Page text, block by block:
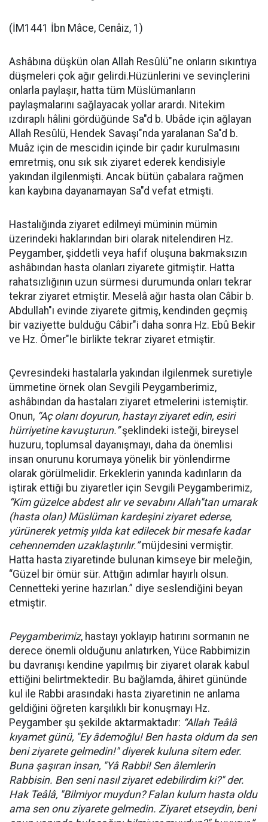
(İM1441 İbn Mâce, Cenâiz, 1)
Ashâbına düşkün olan Allah Resûlü"ne onların sıkıntıya
düşmeleri çok ağır gelirdi.Hüzünlerini ve sevinçlerini
onlarla paylaşır, hatta tüm Müslümanların
paylaşmalarını sağlayacak yollar arardı. Nitekim
ızdıraplı hâlini gördüğünde Sa"d b. Ubâde için ağlayan
Allah Resûlü, Hendek Savaşı"nda yaralanan Sa"d b.
Muâz için de mescidin içinde bir çadır kurulmasını
emretmiş, onu sık sık ziyaret ederek kendisiyle
yakından ilgilenmişti. Ancak bütün çabalara rağmen
kan kaybına dayanamayan Sa"d vefat etmişti.
Hastalığında ziyaret edilmeyi müminin mümin
üzerindeki haklarından biri olarak nitelendiren Hz.
Peygamber, şiddetli veya hafif oluşuna bakmaksızın
ashâbından hasta olanları ziyarete gitmiştir. Hatta
rahatsızlığının uzun sürmesi durumunda onları tekrar
tekrar ziyaret etmiştir. Meselâ ağır hasta olan Câbir b.
Abdullah"ı evinde ziyarete gitmiş, kendinden geçmiş
bir vaziyette bulduğu Câbir"i daha sonra Hz. Ebû Bekir
ve Hz. Ömer"le birlikte tekrar ziyaret etmiştir.
Çevresindeki hastalarla yakından ilgilenmek suretiyle
ümmetine örnek olan Sevgili Peygamberimiz,
ashâbından da hastaları ziyaret etmelerini istemiştir.
Onun, “Aç olanı doyurun, hastayı ziyaret edin, esiri
hürriyetine kavuşturun.”şeklindeki isteği, bireysel
huzuru, toplumsal dayanışmayı, daha da önemlisi
insan onurunu korumaya yönelik bir yönlendirme
olarak görülmelidir. Erkeklerin yanında kadınların da
iştirak ettiği bu ziyaretler için Sevgili Peygamberimiz,
“Kim güzelce abdest alır ve sevabını Allah"tan umarak
(hasta olan) Müslüman kardeşini ziyaret ederse,
yürünerek yetmiş yılda kat edilecek bir mesafe kadar
cehennemden uzaklaştırılır.”müjdesini vermiştir.
Hatta hasta ziyaretinde bulunan kimseye bir meleğin,
“Güzel bir ömür sür. Attığın adımlar hayırlı olsun.
Cennetteki yerine hazırlan.” diye seslendiğini beyan
etmiştir.
Peygamberimiz, hastayı yoklayıp hatırını sormanın ne
derece önemli olduğunu anlatırken, Yüce Rabbimizin
bu davranışı kendine yapılmış bir ziyaret olarak kabul
ettiğini belirtmektedir. Bu bağlamda, âhiret gününde
kul ile Rabbi arasındaki hasta ziyaretinin ne anlama
geldiğini öğreten karşılıklı bir konuşmayı Hz.
Peygamber şu şekilde aktarmaktadır: “Allah Teâlâ
kıyamet günü, "Ey âdemoğlu! Ben hasta oldum da sen
beni ziyarete gelmedin!" diyerek kuluna sitem eder.
Buna şaşıran insan, "Yâ Rabbi! Sen âlemlerin
Rabbisin. Ben seni nasıl ziyaret edebilirdim ki?" der.
Hak Teâlâ, "Bilmiyor muydun? Falan kulum hasta oldu
ama sen onu ziyarete gelmedin. Ziyaret etseydin, beni